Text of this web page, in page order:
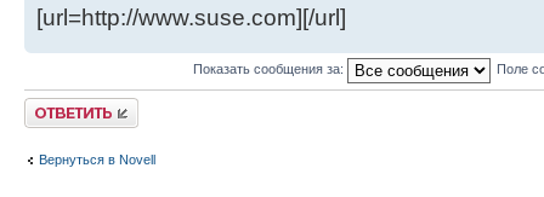
[url=http://www.suse.com][/url]
Показать сообщения за: Поле
Ответить
Вернуться в Novell